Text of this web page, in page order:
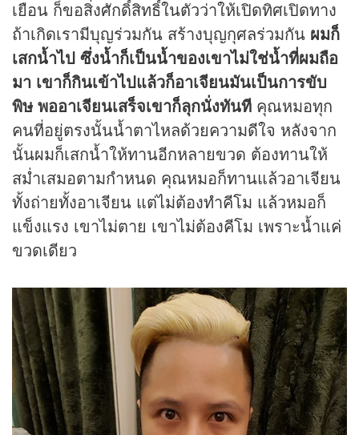
เยือน ก็ขอสิ่งศักดิ์สิทธิ์ในตัวว่าให้เปิดทิศเปิดทาง
ถ้าเกิดเรามีบุญร่วมกัน สร้างบุญกุศลร่วมกัน ผมก็
เสกน้ำไป ซึ่งน้ำก็เป็นน้ำของเขาไม่ใช่น้ำที่ผมถือ
มา เขาก็กินเข้าไปแล้วก็อาเจียนมันเป็นการขับ
พิษ พออาเจียนเสร็จเขาก็ลุกนั่งทันที คุณหมอทุก
คนที่อยู่ตรงนั้นน้ำตาไหลด้วยความดีใจ หลังจาก
นั้นผมก็เสกน้ำให้ทานอีกหลายขวด ต้องทานให้
สม่ำเสมอตามกำหนด คุณหมอก็ทานแล้วอาเจียน
ทั้งถ่ายทั้งอาเจียน แต่ไม่ต้องทำคีโม แล้วหมอก็
แข็งแรง เขาไม่ตาย เขาไม่ต้องคีโม เพราะน้ำแค่
ขวดเดียว